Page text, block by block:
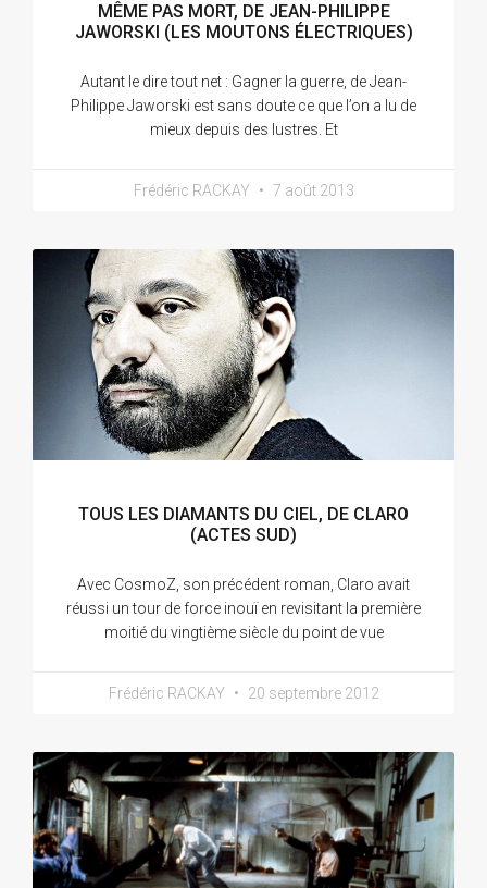
MÊME PAS MORT, DE JEAN-PHILIPPE
JAWORSKI (LES MOUTONS ÉLECTRIQUES)
Autant le dire tout net : Gagner la guerre, de Jean-
Philippe Jaworski est sans doute ce que l’on a lu de
mieux depuis des lustres. Et
Frédéric RACKAY 7 août 2013
TOUS LES DIAMANTS DU CIEL, DE CLARO
(ACTES SUD)
Avec CosmoZ, son précédent roman, Claro avait
réussi un tour de force inouï en revisitant la première
moitié du vingtième siècle du point de vue
Frédéric RACKAY 20 septembre 2012